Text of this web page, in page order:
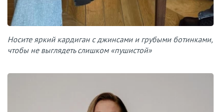
Носите яркий кардиган с джинсами и грубыми ботинками,
чтобы не выглядеть слишком «пушистой»